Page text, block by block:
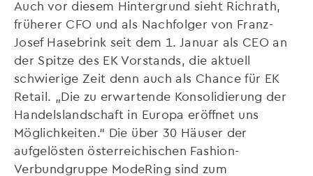
Auch vor diesem Hintergrund sieht Richrath,
früherer CFO und als Nachfolger von Franz-
Josef Hasebrink seit dem 1. Januar als CEO an
der Spitze des EK Vorstands, die aktuell
schwierige Zeit denn auch als Chance für EK
Retail. „Die zu erwartende Konsolidierung der
Handelslandschaft in Europa eröffnet uns
Möglichkeiten.“ Die über 30 Häuser der
aufgelösten österreichischen Fashion-
Verbundgruppe ModeRing sind zum